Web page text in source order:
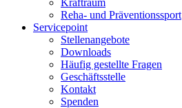
Kraftraum
Reha- und Präventionssport
Servicepoint
Stellenangebote
Downloads
Häufig gestellte Fragen
Geschäftsstelle
Kontakt
Spenden